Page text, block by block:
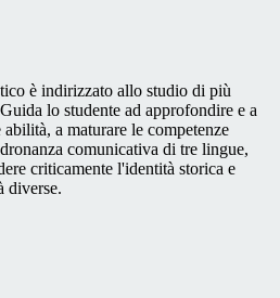
è indirizzato allo studio di più
lo studente ad approfondire e a
a maturare le competenze
comunicativa di tre lingue,
criticamente l'identità storica e
diverse.